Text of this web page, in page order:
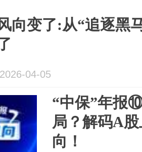
向变了:从“追逐黑
04-05
“中保”年报
局？解码A
向！